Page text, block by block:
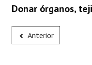
Donar órganos,
Anterior